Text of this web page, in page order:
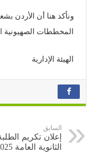
ونأكد هنا أن الأردن
المخططات الصهيونية
الهيئة الإدارية
السابق
إعلان تكريم
الثانوية العامة 2025